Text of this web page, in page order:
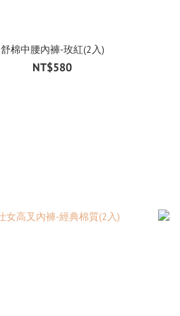
舒棉中腰內褲-玫紅(2入)
NT$580